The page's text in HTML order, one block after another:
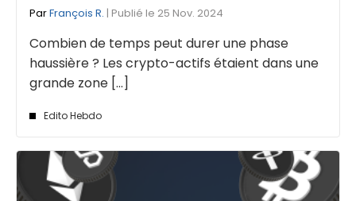
ParFrançois R. | Publié le 25 Nov. 2024
Combien de temps peut durer une phase
haussière ? Les crypto-actifs étaient dans une
grande zone [...]
Edito Hebdo